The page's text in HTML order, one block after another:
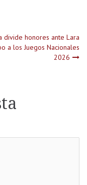
divide honores ante Lara
a los Juegos Nacionales
2026